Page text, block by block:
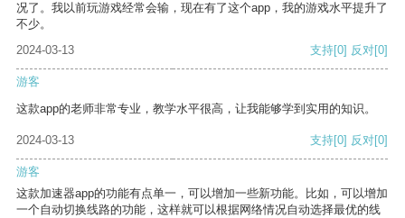
况了。我以前玩游戏经常会输，现在有了这个app，我的游戏水平提升了
不少。
2024-03-13
支持[0] 反对[0]
游客
这款app的老师非常专业，教学水平很高，让我能够学到实用的知识。
2024-03-13 支持[0] 反对[0]
游客
这款加速器app的功能有点单一，可以增加一些新功能。比如，可以增加
一个自动切换线路的功能，这样就可以根据网络情况自动选择最优的线